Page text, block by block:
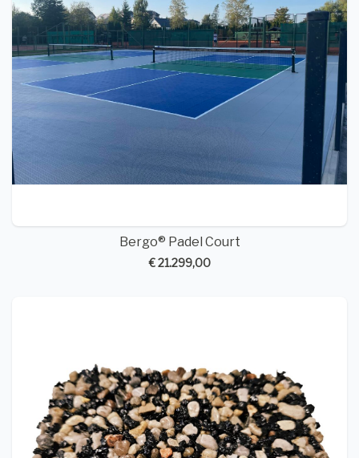
Bergo® Padel Court
€ 21.299,00